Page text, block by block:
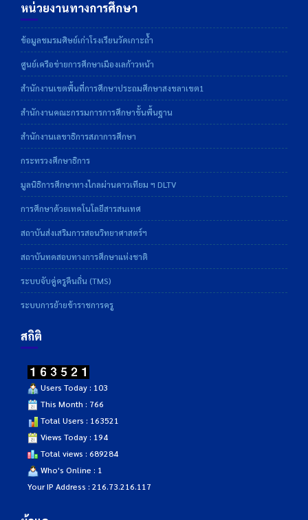
หน่วยงานทางการศึกษา
ข้อมูลชมรมศิษย์เก่าโรงเรียนวัดเกาะถ้ำ
ศูนย์เครือข่ายการศึกษาเมืองเลก้าวหน้า
สำนักงานเขตพื้นที่การศึกษาประถมศึกษาสงขลาเขต1
สำนักงานคณะกรรมการการศึกษาขั้นพื้นฐาน
สำนักงานเลขาธิการสภาการศึกษา
กระทรวงศึกษาธิการ
มูลนิธิการศึกษาทางไกลผ่านดาวเทียม ฯ DLTV
การศึกษาด้วยเทคโนโลยีสารสนเทศ
สถาบันส่งเสริมการสอนวิทยาศาสตร์ฯ
สถาบันทดสอบทางการศึกษาแห่งชาติ
ระบบจับคู่ครูคืนถิ่น (TMS)
ระบบการย้ายข้าราชการครู
สถิติ
Users Today : 103
This Month : 766
Total Users : 163521
Views Today : 194
Total views : 689284
Who's Online : 1
Your IP Address : 216.73.216.117